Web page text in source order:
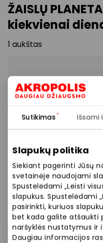
Sutikimas Išsami
Slapukų politika
Siekiant pagerinti Jūsų
svetainėje naudojami
Spustelėdami „Leisti
slapukus. Spustelėdami
pasirinkti, kuriuos
bet kada galite atšaukti
naršyklės nustatymus ir
Daugiau informacijos
ŽAISLŲ
kiekvienai
1 aukštas
Rodyti
Kurkite džiaugsmą su
kalendoriams! Kalėdų
kasdieniais siurprizais
išpardavimo. Nuolaidos
pažymėtoms prekėms.
Nepraleiskite progos ir
internetinėje
parduotuvėje.